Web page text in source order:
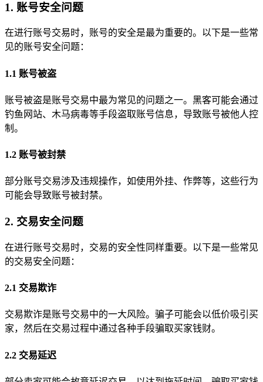
1. 账号安全问题
在进行账号交易时，账号的安全是最为重要的。以下是一些常
见的账号安全问题：
1.1 账号被盗
账号被盗是账号交易中最为常见的问题之一。黑客可能会通过
钓鱼网站、木马病毒等手段盗取账号信息，导致账号被他人控
制。
1.2 账号被封禁
部分账号交易涉及违规操作，如使用外挂、作弊等，这些行为
可能会导致账号被封禁。
2. 交易安全问题
在进行账号交易时，交易的安全性同样重要。以下是一些常见
的交易安全问题：
2.1 交易欺诈
交易欺诈是账号交易中的一大风险。骗子可能会以低价吸引买
家，然后在交易过程中通过各种手段骗取买家钱财。
2.2 交易延迟